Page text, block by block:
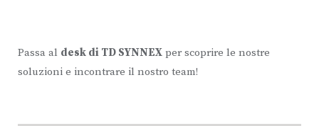
Passa al desk di TD SYNNEX per scoprire le nostre
soluzioni e incontrare il nostro team!